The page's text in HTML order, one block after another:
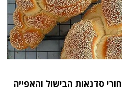
סדנאות הבישול והאפייה